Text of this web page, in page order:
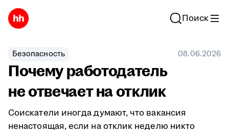
Поиск
Безопасность 08.06.2026
Почему работодатель
не отвечает на отклик
Соискатели иногда думают, что вакансия
ненастоящая, если на отклик неделю никто